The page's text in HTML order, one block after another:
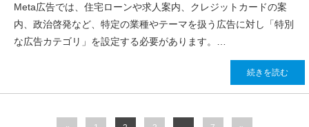
Meta広告では、住宅ローンや求人案内、クレジットカードの案
内、政治啓発など、特定の業種やテーマを扱う広告に対し「特別
な広告カテゴリ」を設定する必要があります。…
続きを読む